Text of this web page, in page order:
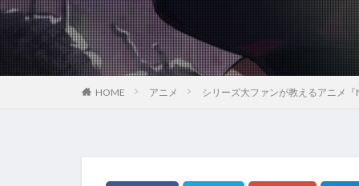
HOME アニメ シリーズ大ファンが教えるアニメ